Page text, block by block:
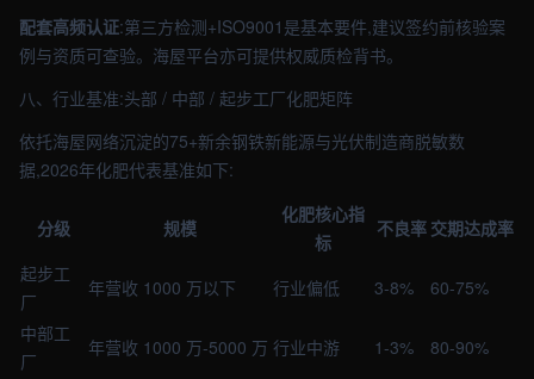
配套高频认证:第三方检测+ISO9001是基本要件,建议签约前核验案
例与资质可查验。海屋平台亦可提供权威质检背书。
八、行业基准:头部 / 中部 / 起步工厂化肥矩阵
依托海屋网络沉淀的75+新余钢铁新能源与光伏制造商脱敏数
据,2026年化肥代表基准如下:
分级 规模
化肥核心指
标
不良率 交期达成率
起步工
厂
年营收 1000 万以下 行业偏低 3-8%
60-75%
中部工
厂
年营收 1000 万-5000 万 行业中游 1-3%
80-90%